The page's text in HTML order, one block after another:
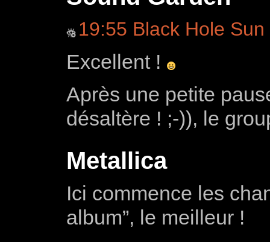
19:55 Black Hole Sun
Excellent !
Après une petite
désaltère ! ;-)), le
Metallica
Ici commence les
album”, le meilleur !